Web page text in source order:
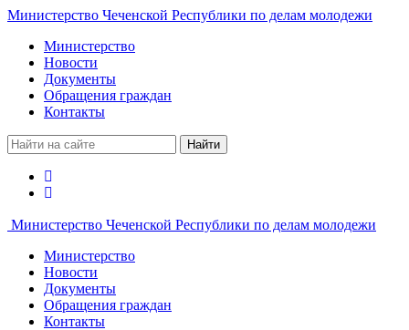
Министерство Чеченской Республики по делам молодежи
Министерство
Новости
Документы
Обращения граждан
Контакты
Найти
Министерство Чеченской Республики по делам молодежи
Министерство
Новости
Документы
Обращения граждан
Контакты